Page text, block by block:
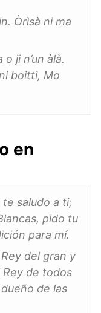
Òrìsà ni ma
ji n’un àlà.
boitti, Mo
en
saludo a ti;
pido tu
para mí.
del gran y
Rey de todos
de las